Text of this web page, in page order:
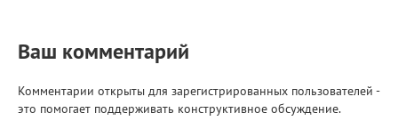
Ваш комментарий
Комментарии открыты для зарегистрированных пользователей -
это помогает поддерживать конструктивное обсуждение.